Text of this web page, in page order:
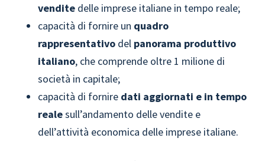
vendite delle imprese italiane in tempo reale;
capacità di fornire un quadro
rappresentativo del panorama produttivo
italiano, che comprende oltre 1 milione di
società in capitale;
capacità di fornire dati aggiornati e in tempo
realesull’andamento delle vendite e
dell’attività economica delle imprese italiane.